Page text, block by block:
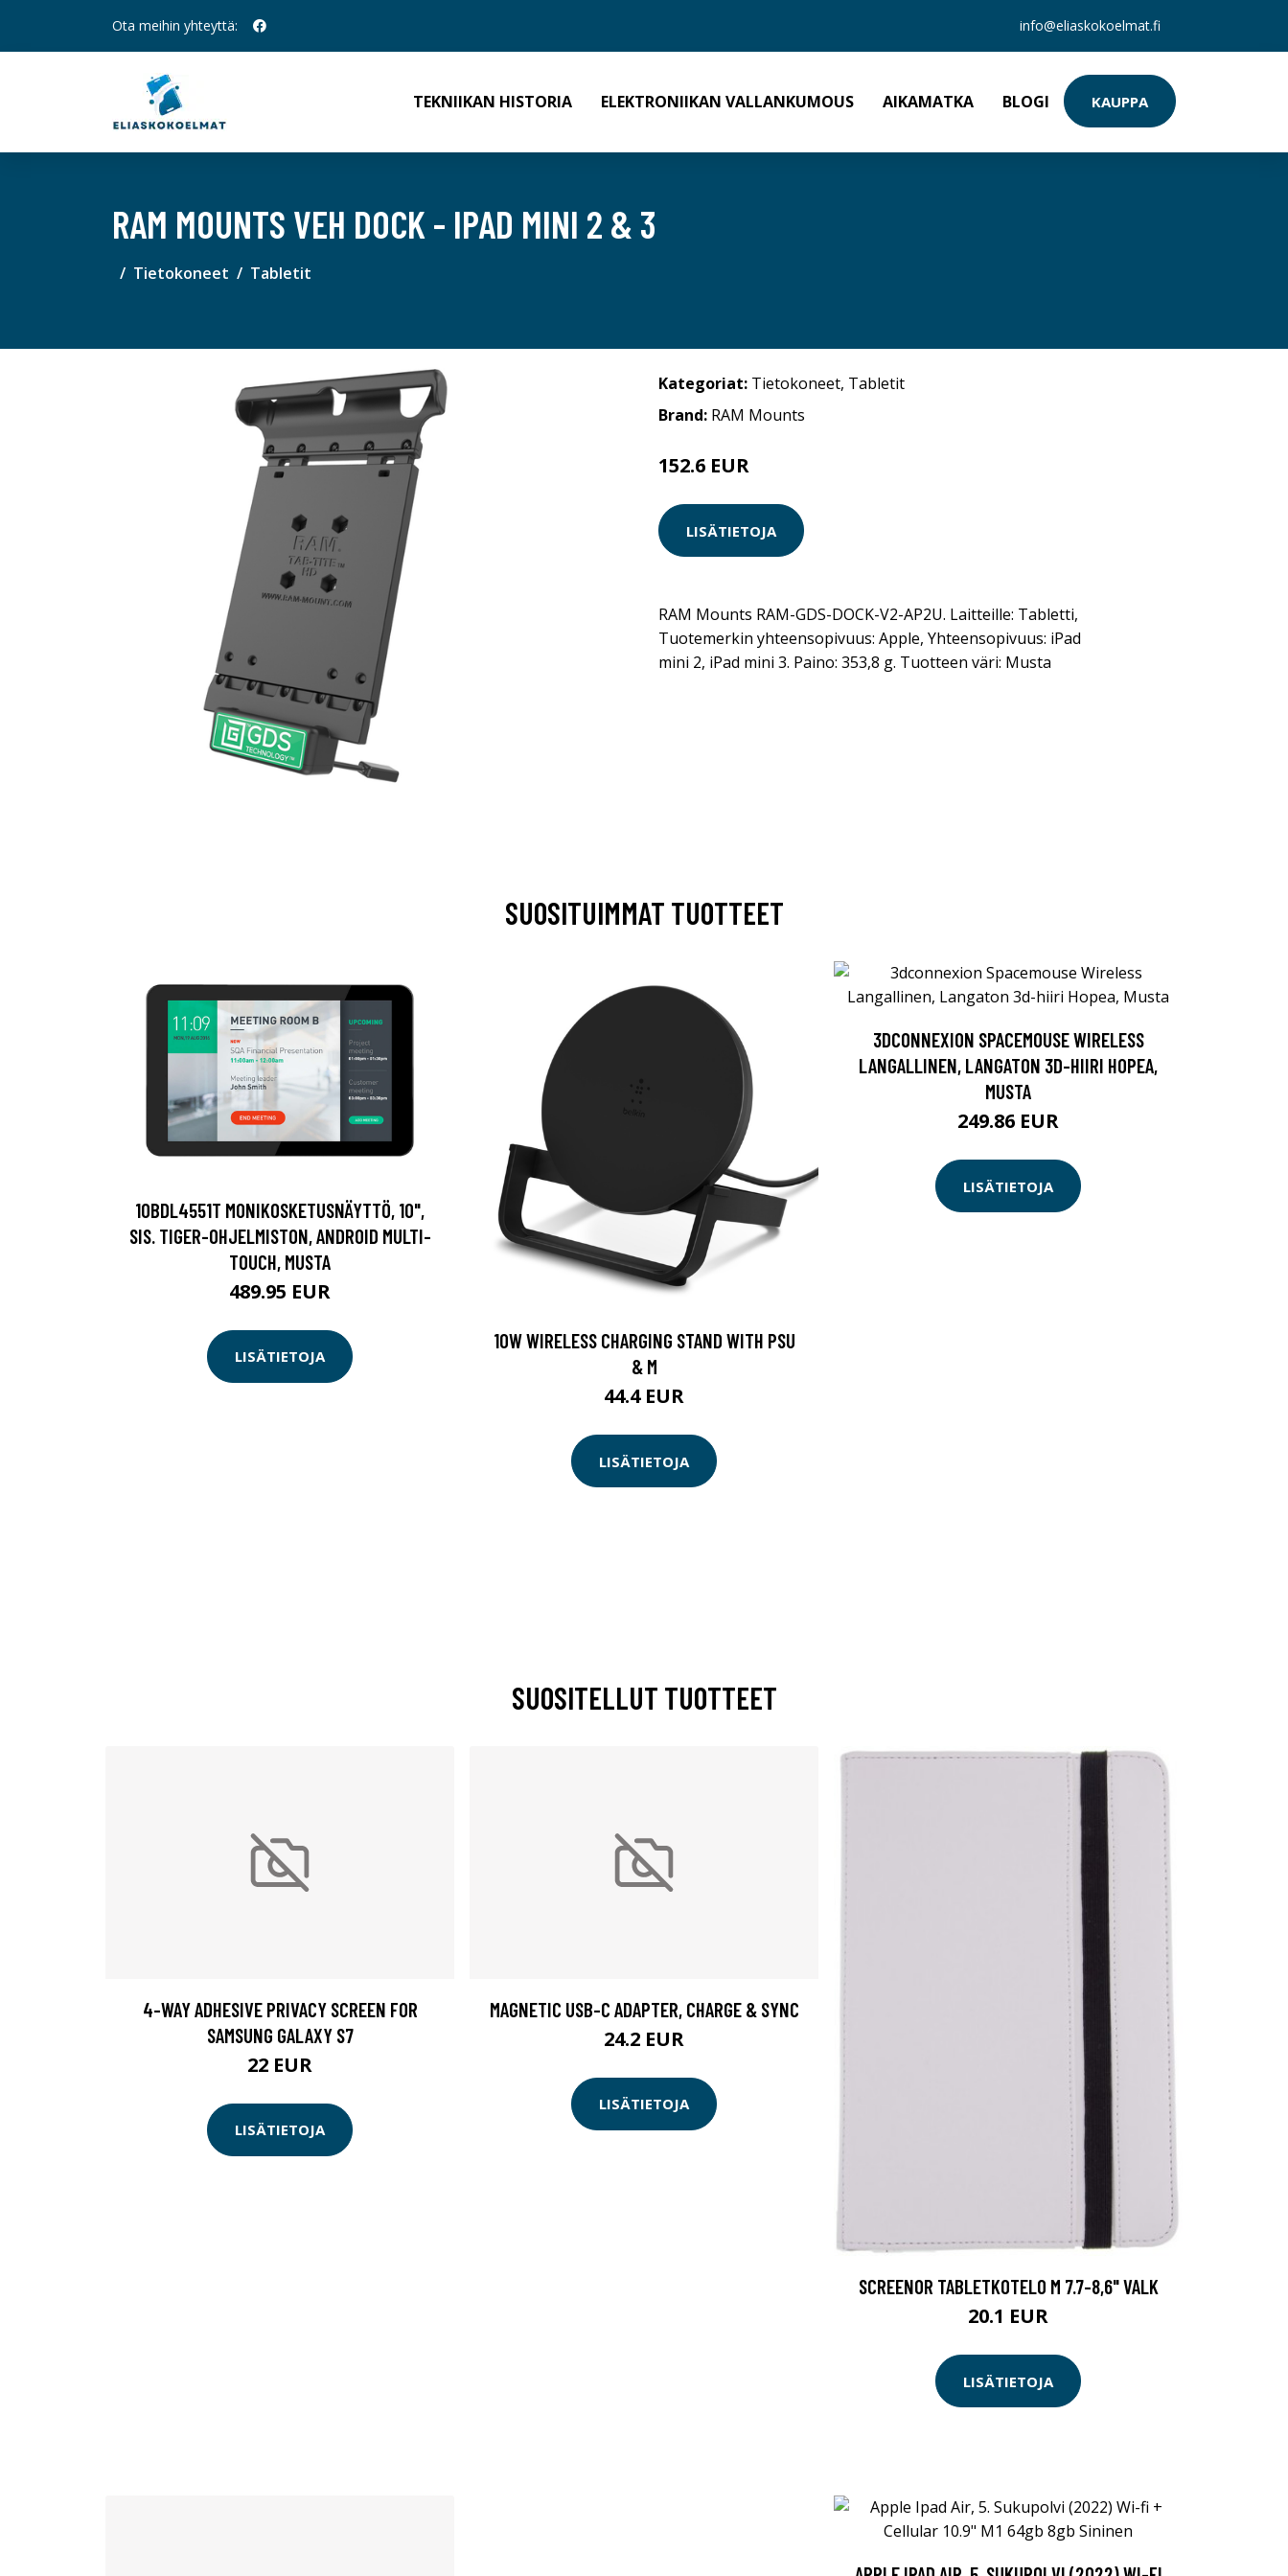
Ota meihin yhteyttä: info@eliaskokoelmat.fi
TEKNIIKAN HISTORIA ELEKTRONIIKAN VALLANKUMOUS AIKAMATKA BLOGI KAUPPA
RAM MOUNTS VEH DOCK - IPAD MINI 2 & 3
Tietokoneet Tabletit
Kategoriat: Tietokoneet, Tabletit
Brand: RAM Mounts
152.6 EUR
LISÄTIETOJA
RAM Mounts RAM-GDS-DOCK-V2-AP2U. Laitteille: Tabletti,
Tuotemerkin yhteensopivuus: Apple, Yhteensopivuus: iPad
mini 2, iPad mini 3. Paino: 353,8 g. Tuotteen väri: Musta
SUOSITUIMMAT TUOTTEET
10BDL4551T MONIKOSKETUSNÄYTTÖ, 10",
SIS. TIGER-OHJELMISTON, ANDROID MULTI-
TOUCH, MUSTA
489.95 EUR
LISÄTIETOJA
10W WIRELESS CHARGING STAND WITH PSU
& M
44.4 EUR
LISÄTIETOJA
3DCONNEXION SPACEMOUSE WIRELESS
LANGALLINEN, LANGATON 3D-HIIRI HOPEA,
MUSTA
249.86 EUR
LISÄTIETOJA
SUOSITELLUT TUOTTEET
4-WAY ADHESIVE PRIVACY SCREEN FOR
SAMSUNG GALAXY S7
22 EUR
LISÄTIETOJA
MAGNETIC USB-C ADAPTER, CHARGE & SYNC
24.2 EUR
LISÄTIETOJA
SCREENOR TABLETKOTELO M 7.7-8,6" VALK
20.1 EUR
LISÄTIETOJA